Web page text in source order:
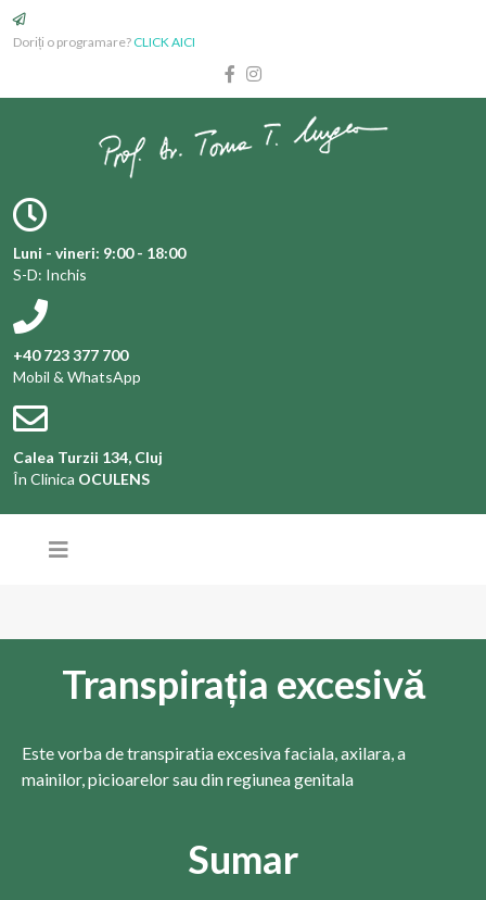
Doriți o programare? CLICK AICI
Luni - vineri: 9:00 - 18:00
S-D: Inchis
+40 723 377 700
Mobil & WhatsApp
Calea Turzii 134, Cluj
În Clinica OCULENS
Transpirația excesivă
Este vorba de transpiratia excesiva faciala, axilara, a
mainilor, picioarelor sau din regiunea genitala
Sumar